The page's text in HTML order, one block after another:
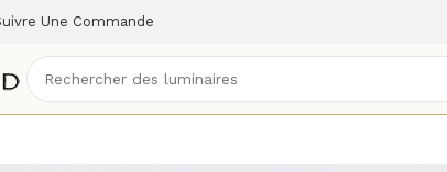
Une Commande
/Rubans LED & Néons extérieurs/Accessoires